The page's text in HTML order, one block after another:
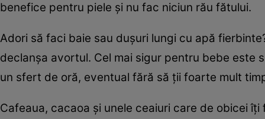
benefice pentru piele şi nu fac niciun rău fătului.
Adori să faci baie sau duşuri lungi cu apă
declanşa avortul. Cel mai sigur pentru bebe este
un sfert de oră, eventual fără să ţii foarte mult
Cafeaua, cacaoa şi unele ceaiuri care de obicei